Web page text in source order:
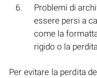
Problemi di
essere persi a
come la
rigido o la
Per evitare la perdita